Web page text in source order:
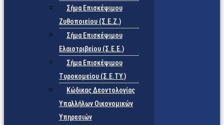
Σήμα Επισκέψιμου
Ζυθοποιείου (Σ.Ε.Ζ.)
Σήμα Επισκέψιμου
Ελαιοτριβείου (Σ.Ε.Ε.)
Σήμα Επισκέψιμου
Τυροκομείου (Σ.Ε.TY.)
Κώδικας Δεοντολογίας
Υπαλλήλων Οικονομικών
Υπηρεσιών